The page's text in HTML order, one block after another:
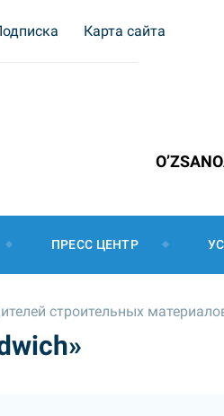
Карта сайта
ПРЕСС ЦЕНТР
строительных